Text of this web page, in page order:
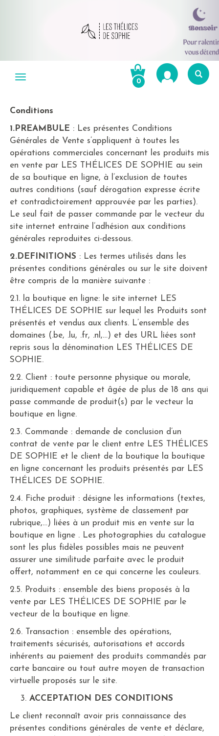
Menu 0
Conditions
1.PREAMBULE : Les présentes Conditions
Générales de Vente s’appliquent à toutes les
opérations commerciales concernant les produits mis
en vente par LES THÉLICES DE SOPHIE au sein
de sa boutique en ligne, à l’exclusion de toutes
autres conditions (sauf dérogation expresse écrite
et contradictoirement approuvée par les parties).
Le seul fait de passer commande par le vecteur du
site internet entraine l’adhésion aux conditions
générales reproduites ci-dessous.
2.DEFINITIONS : Les termes utilisés dans les
présentes conditions générales ou sur le site doivent
être compris de la manière suivante :
2.1. la boutique en ligne: le site internet LES
THÉLICES DE SOPHIE sur lequel les Produits sont
présentés et vendus aux clients. L’ensemble des
domaines (.be, .lu, .fr, .nl,…) et des URL liées sont
repris sous la dénomination LES THÉLICES DE
SOPHIE.
2.2. Client : toute personne physique ou morale,
juridiquement capable et âgée de plus de 18 ans qui
passe commande de produit(s) par le vecteur la
boutique en ligne.
2.3. Commande : demande de conclusion d’un
contrat de vente par le client entre LES THÉLICES
DE SOPHIE et le client de la boutique la boutique
en ligne concernant les produits présentés par LES
THÉLICES DE SOPHIE.
2.4. Fiche produit : désigne les informations (textes,
photos, graphiques, système de classement par
rubrique,…) liées à un produit mis en vente sur la
boutique en ligne . Les photographies du catalogue
sont les plus fidèles possibles mais ne peuvent
assurer une similitude parfaite avec le produit
offert, notamment en ce qui concerne les couleurs.
2.5. Produits : ensemble des biens proposés à la
vente par LES THÉLICES DE SOPHIE par le
vecteur de la boutique en ligne.
2.6. Transaction : ensemble des opérations,
traitements sécurisés, autorisations et accords
inhérents au paiement des produits commandés par
carte bancaire ou tout autre moyen de transaction
virtuelle proposés sur le site.
ACCEPTATION DES CONDITIONS
Le client reconnaît avoir pris connaissance des
présentes conditions générales de vente et déclare,